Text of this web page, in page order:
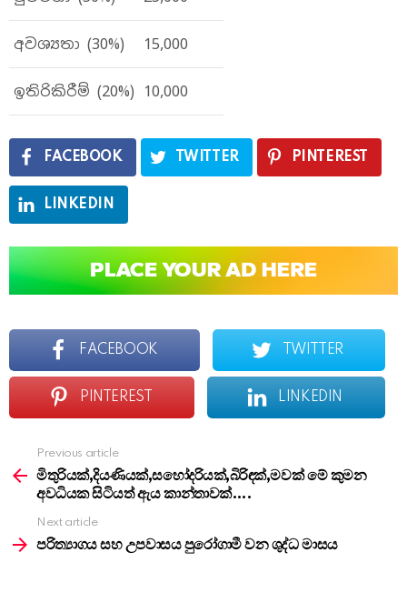
අවශ්‍යතා (30%) 15,000
ඉතිරිකිරීම් (20%) 10,000
FACEBOOK TWITTER PINTEREST
LINKEDIN
FACEBOOK TWITTER
PINTEREST LINKEDIN
more
Previous article
මිතුරියක්,දියණියක්,සහෝදරියක්,බිරිඳක්,මවක් මේ කුමන
අවධියක සිටියත් ඇය කාන්තාවක්….
Next article
පරිත්‍යාගය සහ උපවාසය පුරෝගාමී වන ශුද්ධ මාසය